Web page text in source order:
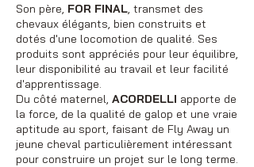
Son père, FOR FINAL, transmet des
chevaux élégants, bien construits et
dotés d'une locomotion de qualité. Ses
produits sont appréciés pour leur équilibre,
leur disponibilité au travail et leur facilité
d'apprentissage.
Du côté maternel, ACORDELLI apporte de
la force, de la qualité de galop et une vraie
aptitude au sport, faisant de Fly Away un
jeune cheval particulièrement intéressant
pour construire un projet sur le long terme.